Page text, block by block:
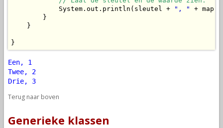
            System.out.println(sleutel +
", "
+
        }
    }
}
Een, 1
Twee, 2
Drie, 3
Terug naar boven
Generieke klassen